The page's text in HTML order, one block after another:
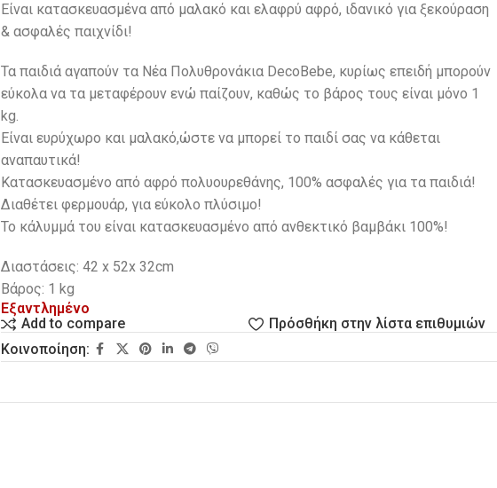
Είναι κατασκευασμένα από μαλακό και ελαφρύ αφρό, ιδανικό για ξεκούραση
& ασφαλές παιχνίδι!
Τα παιδιά αγαπούν τα Νέα Πολυθρονάκια DecoBebe, κυρίως επειδή μπορούν
εύκολα να τα μεταφέρουν ενώ παίζουν, καθώς το βάρος τους είναι μόνο 1
kg.
Eίναι ευρύχωρο και μαλακό,ώστε να μπορεί το παιδί σας να κάθεται
αναπαυτικά!
Κατασκευασμένο από αφρό πολυουρεθάνης, 100% ασφαλές για τα παιδιά!
Διαθέτει φερμουάρ, για εύκολο πλύσιμο!
Το κάλυμμά του είναι κατασκευασμένο από ανθεκτικό βαμβάκι 100%!
Διαστάσεις: 42 x 52x 32cm
Βάρος: 1 kg
Εξαντλημένο
Add to compare
Πρόσθήκη στην λίστα επιθυμιών
Κοινοποίηση: